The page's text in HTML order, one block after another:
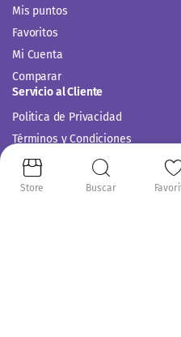
Mis puntos
Favoritos
Mi Cuenta
Comparar
Servicio al Cliente
Politica de Privacidad
Términos y Condiciones
Siguenos en:
Store Buscar